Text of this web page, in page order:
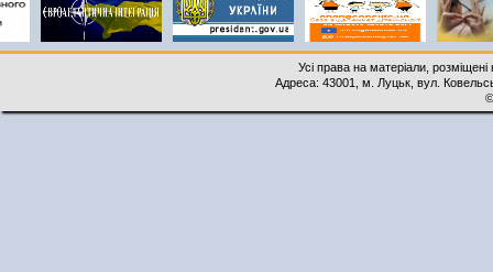
Усі права на матеріали,
Адреса: 43001, м. Луцьк, вул.